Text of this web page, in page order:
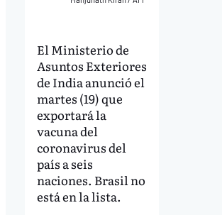
El Ministerio de
Asuntos Exteriores
de India anunció el
martes (19) que
exportará la
vacuna del
coronavirus del
país a seis
naciones. Brasil no
está en la lista.